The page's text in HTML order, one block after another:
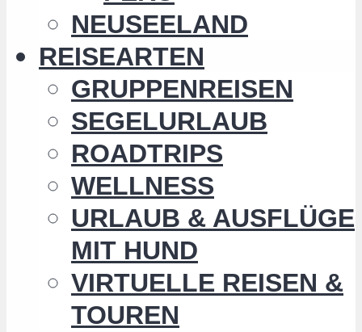
NEUSEELAND
REISEARTEN
GRUPPENREISEN
SEGELURLAUB
ROADTRIPS
WELLNESS
URLAUB & AUSFLÜGE
MIT HUND
VIRTUELLE REISEN &
TOUREN